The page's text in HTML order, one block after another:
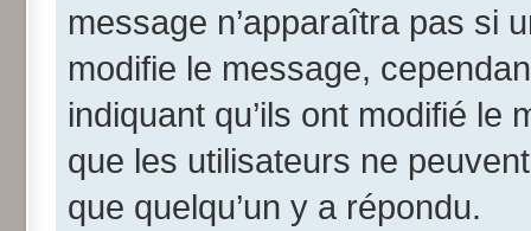
message n’apparaîtra pas si
modifie le message,
indiquant qu’ils ont modifié le
que les utilisateurs ne
que quelqu’un y a répondu.